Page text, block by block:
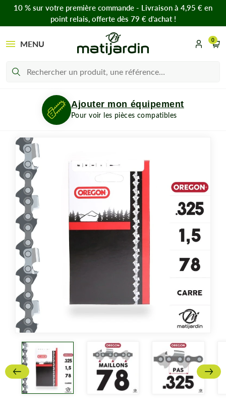
10 % sur votre première commande - Livraison à 4,95 € en
point relais, offerte dès 79 € d’achat !
MENU 0
Ajouter mon équipement
Pour voir les pièces compatibles